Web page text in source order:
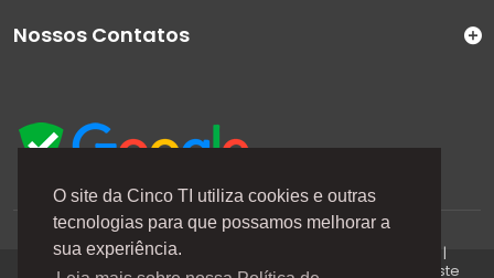
O site da Cinco TI utiliza cookies e outras
tecnologias para que possamos melhorar a
sua experiência.
A Cinco TI (5TI) é uma marca registrada de CINCO TI
COMERCIO E SERVICOS LTDA | CNPJ: 08.307.867/0001-04 |
Todos os direitos reservados. Os preços anunciados neste
Nossos Contatos